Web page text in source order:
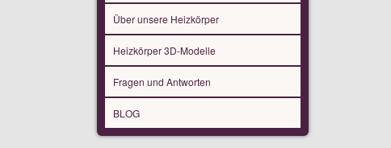
Über unsere Heizkörper
Heizkörper 3D-Modelle
Fragen und Antworten
BLOG